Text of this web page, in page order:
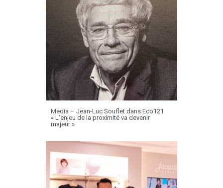
Media – Jean-Luc Souflet dans Eco121
« L’enjeu de la proximité va devenir
majeur »